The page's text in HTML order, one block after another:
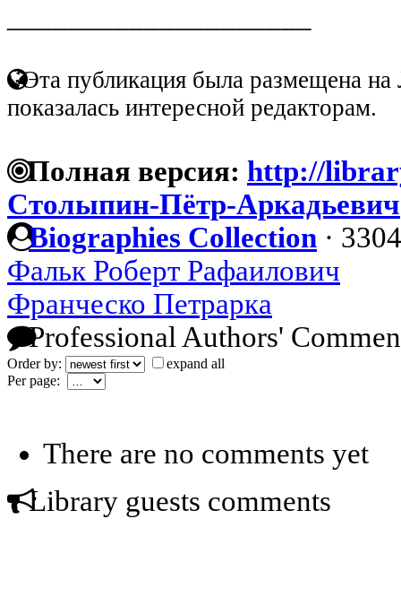
Эта публикация была размещена на
показалась интересной редакторам.
Полная версия: http://
Столыпин-Пётр-Аркадьевич
Biographies Collection ·
Фальк Роберт Рафаилович
Франческо Петрарка
Professional Authors'
Order by:
expand all
Per page:
There are no comments yet
Library guests comments